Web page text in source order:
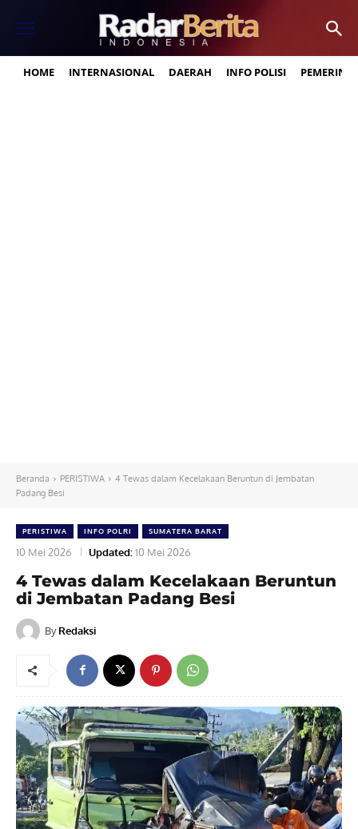
HOME INTERNASIONAL DAERAH INFO POLISI
Beranda PERISTIWA
4 Tewas dalam Kecelakaan Beruntun di Jembatan
Padang Besi
PERISTIWA INFO POLRI SUMATERA BARAT
10 Mei 2026 Updated:10 Mei 2026
4 Tewas dalam Kecelakaan Beruntun
di Jembatan Padang Besi
By Redaksi